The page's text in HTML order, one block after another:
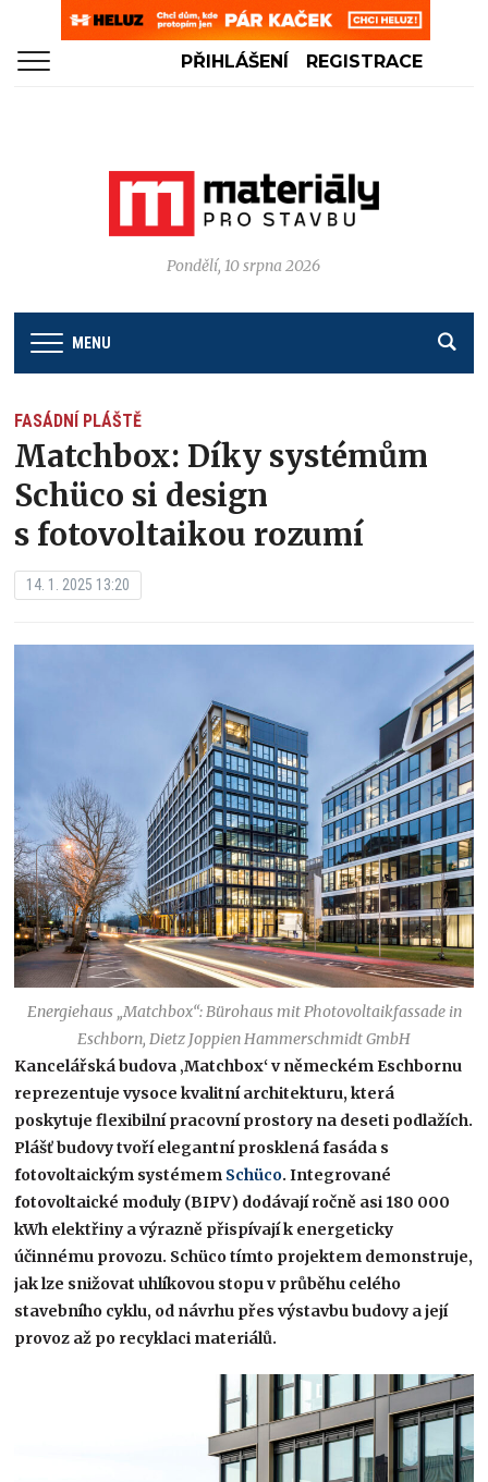
PŘIHLÁŠENÍ REGISTRACE
Pondělí, 10 srpna 2026
MENU
FASÁDNÍ PLÁŠTĚ
Matchbox: Díky systémům
Schüco si design
s fotovoltaikou rozumí
14. 1. 2025 13:20
Energiehaus „Matchbox“: Bürohaus mit Photovoltaikfassade in
Eschborn, Dietz Joppien Hammerschmidt GmbH
Kancelářská budova ‚Matchbox‘ v německém Eschbornu
reprezentuje vysoce kvalitní architekturu, která
poskytuje flexibilní pracovní prostory na deseti podlažích.
Plášť budovy tvoří elegantní prosklená fasáda s
fotovoltaickým systémem Schüco. Integrované
fotovoltaické moduly (BIPV) dodávají ročně asi 180 000
kWh elektřiny a výrazně přispívají k energeticky
účinnému provozu. Schüco tímto projektem demonstruje,
jak lze snižovat uhlíkovou stopu v průběhu celého
stavebního cyklu, od návrhu přes výstavbu budovy a její
provoz až po recyklaci materiálů.